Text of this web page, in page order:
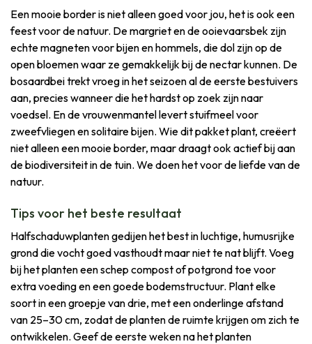
Een mooie border is niet alleen goed voor jou, het is ook een
feest voor de natuur. De margriet en de ooievaarsbek zijn
echte magneten voor bijen en hommels, die dol zijn op de
open bloemen waar ze gemakkelijk bij de nectar kunnen. De
bosaardbei trekt vroeg in het seizoen al de eerste bestuivers
aan, precies wanneer die het hardst op zoek zijn naar
voedsel. En de vrouwenmantel levert stuifmeel voor
zweefvliegen en solitaire bijen. Wie dit pakket plant, creëert
niet alleen een mooie border, maar draagt ook actief bij aan
de biodiversiteit in de tuin. We doen het voor de liefde van de
natuur.
Tips voor het beste resultaat
Halfschaduwplanten gedijen het best in luchtige, humusrijke
grond die vocht goed vasthoudt maar niet te nat blijft. Voeg
bij het planten een schep compost of potgrond toe voor
extra voeding en een goede bodemstructuur. Plant elke
soort in een groepje van drie, met een onderlinge afstand
van 25–30 cm, zodat de planten de ruimte krijgen om zich te
ontwikkelen. Geef de eerste weken na het planten